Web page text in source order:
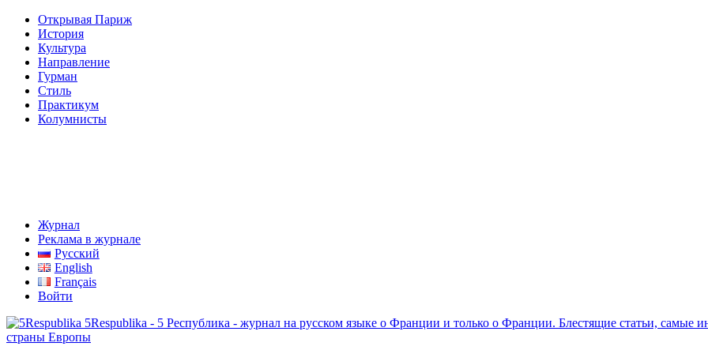
Открывая Париж
История
Культура
Направление
Гурман
Стиль
Практикум
Колумнисты
Журнал
Реклама в журнале
Русский
English
Français
Войти
5Respublika - 5 Республика - журнал на русском языке о Франции и только о Франции. Блестящие статьи, самые
страны Европы